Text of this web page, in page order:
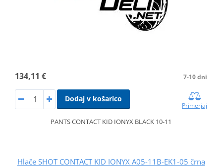
134,11 € 7-10 dni
Dodaj v košarico
Primerjaj
PANTS CONTACT KID IONYX BLACK 10-11
Hlače SHOT CONTACT KID IONYX A05-11B-EK1-05 črna